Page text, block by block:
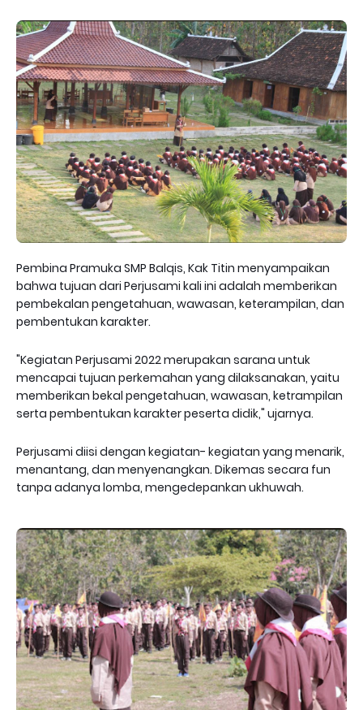
Pembina Pramuka SMP Balqis, Kak Titin menyampaikan
bahwa tujuan dari Perjusami kali ini adalah memberikan
pembekalan pengetahuan, wawasan, keterampilan, dan
pembentukan karakter.
"Kegiatan Perjusami 2022 merupakan sarana untuk
mencapai tujuan perkemahan yang dilaksanakan, yaitu
memberikan bekal pengetahuan, wawasan, ketrampilan
serta pembentukan karakter peserta didik," ujarnya.
Perjusami diisi dengan kegiatan- kegiatan yang menarik,
menantang, dan menyenangkan. Dikemas secara fun
tanpa adanya lomba, mengedepankan ukhuwah.